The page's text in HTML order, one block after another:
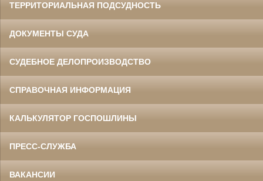
ТЕРРИТОРИАЛЬНАЯ ПОДСУДНОСТЬ
ДОКУМЕНТЫ СУДА
СУДЕБНОЕ ДЕЛОПРОИЗВОДСТВО
СПРАВОЧНАЯ ИНФОРМАЦИЯ
КАЛЬКУЛЯТОР ГОСПОШЛИНЫ
ПРЕСС-СЛУЖБА
ВАКАНСИИ